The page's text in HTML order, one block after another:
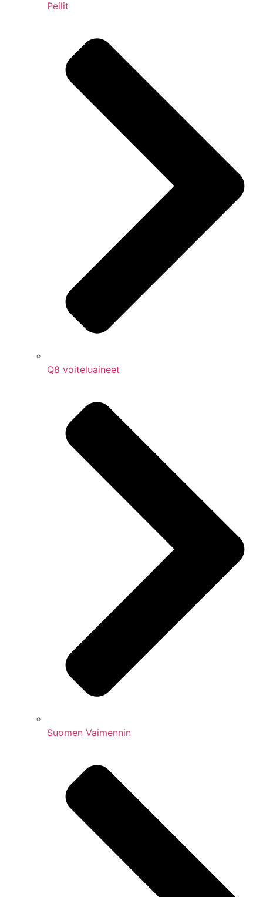
Peilit
Q8 voiteluaineet
Suomen Vaimennin